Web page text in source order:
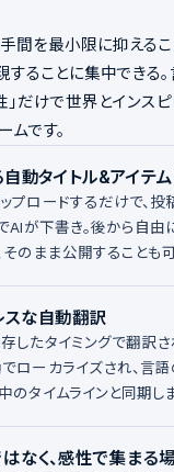
間を最小限に抑えるこ
ることに集中できる。
だけで世界とインス
ムです。
動タイトル&アイテム
プロードするだけで、投
AIが下書き。後から自由
そのまま公開することも
スな自動翻訳
したタイミングで翻訳
ローカライズされ、言
のタイムラインと同期しま
なく、感性で集まる